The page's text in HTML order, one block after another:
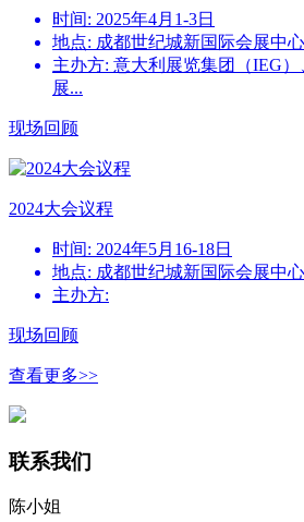
时间: 2025年4月1-3日
地点: 成都世纪城新国际会展中心
主办方: 意大利展览集团（IEG
展...
现场回顾
2024大会议程
时间: 2024年5月16-18日
地点: 成都世纪城新国际会展中心
主办方:
现场回顾
查看更多>>
联系我们
陈小姐